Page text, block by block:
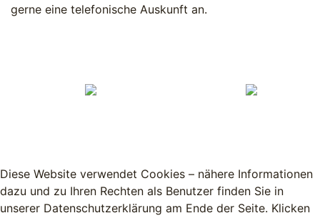
gerne eine telefonische Auskunft an.
Diese Website verwendet Cookies – nähere Informationen
dazu und zu Ihren Rechten als Benutzer finden Sie in
unserer Datenschutzerklärung am Ende der Seite. Klicken